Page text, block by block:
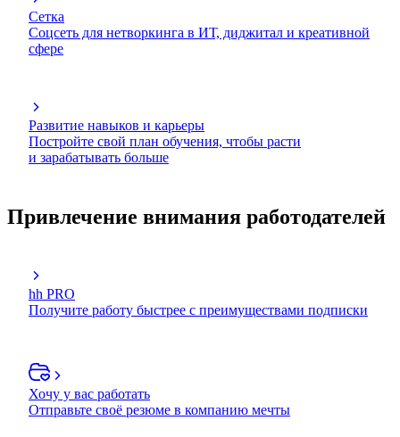
Сетка
Соцсеть для нетворкинга в ИТ, диджитал и креативной
сфере
Развитие навыков и карьеры
Постройте свой план обучения, чтобы расти
и зарабатывать больше
Привлечение внимания работодателей
hh PRO
Получите работу быстрее с преимуществами подписки
Хочу у вас работать
Отправьте своё резюме в компанию мечты